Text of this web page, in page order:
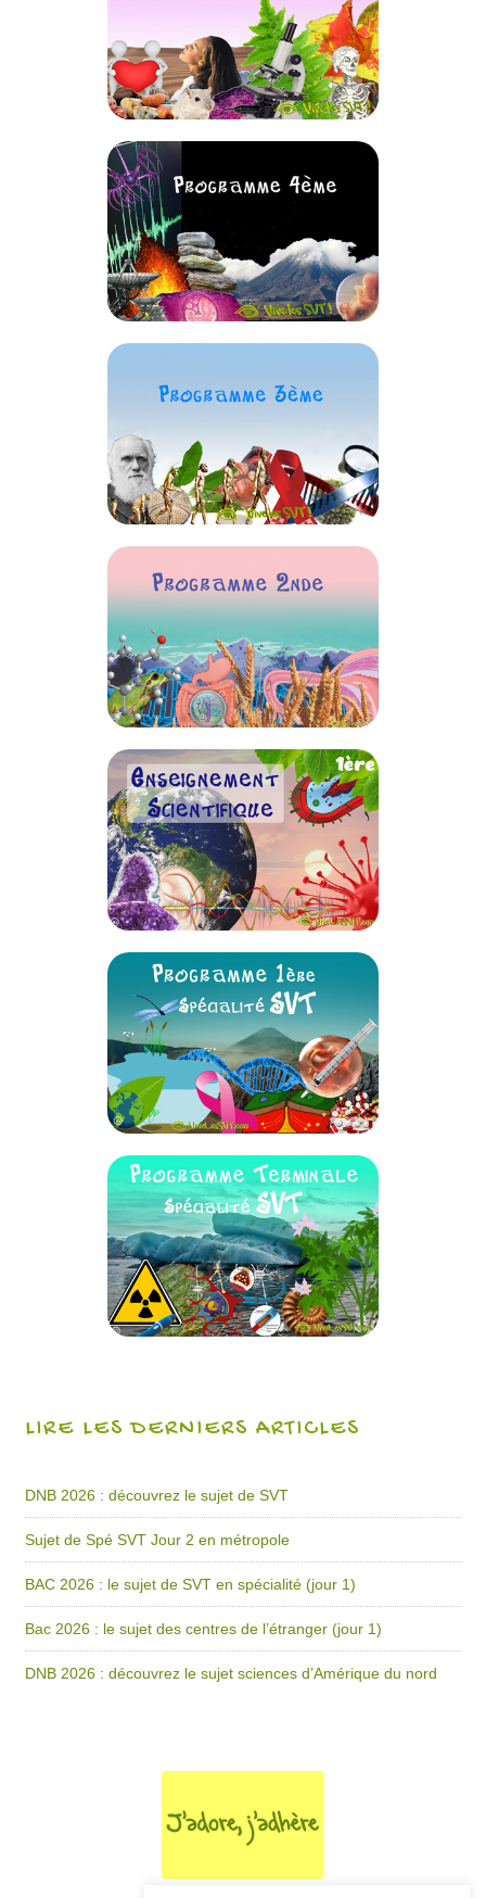
LIRE LES DERNIERS ARTICLES
DNB 2026 : découvrez le sujet de SVT
Sujet de Spé SVT Jour 2 en métropole
BAC 2026 : le sujet de SVT en spécialité (jour 1)
Bac 2026 : le sujet des centres de l’étranger (jour 1)
DNB 2026 : découvrez le sujet sciences d’Amérique du nord